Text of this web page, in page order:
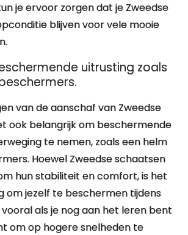
je ervoor zorgen dat je Zweedse
blijven voor vele mooie
uitrusting zoals
van de aanschaf van Zweedse
ook belangrijk om beschermende
te nemen, zoals een helm
Hoewel Zweedse schaatsen
hun stabiliteit en comfort, is het
om jezelf te beschermen tijdens
als je nog aan het leren bent
om op hogere snelheden te